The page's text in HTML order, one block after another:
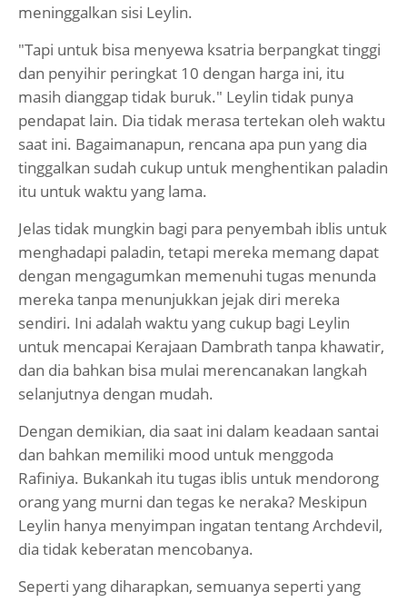
meninggalkan sisi Leylin.
"Tapi untuk bisa menyewa ksatria berpangkat tinggi
dan penyihir peringkat 10 dengan harga ini, itu
masih dianggap tidak buruk." Leylin tidak punya
pendapat lain. Dia tidak merasa tertekan oleh waktu
saat ini. Bagaimanapun, rencana apa pun yang dia
tinggalkan sudah cukup untuk menghentikan paladin
itu untuk waktu yang lama.
Jelas tidak mungkin bagi para penyembah iblis untuk
menghadapi paladin, tetapi mereka memang dapat
dengan mengagumkan memenuhi tugas menunda
mereka tanpa menunjukkan jejak diri mereka
sendiri. Ini adalah waktu yang cukup bagi Leylin
untuk mencapai Kerajaan Dambrath tanpa khawatir,
dan dia bahkan bisa mulai merencanakan langkah
selanjutnya dengan mudah.
Dengan demikian, dia saat ini dalam keadaan santai
dan bahkan memiliki mood untuk menggoda
Rafiniya. Bukankah itu tugas iblis untuk mendorong
orang yang murni dan tegas ke neraka? Meskipun
Leylin hanya menyimpan ingatan tentang Archdevil,
dia tidak keberatan mencobanya.
Seperti yang diharapkan, semuanya seperti yang